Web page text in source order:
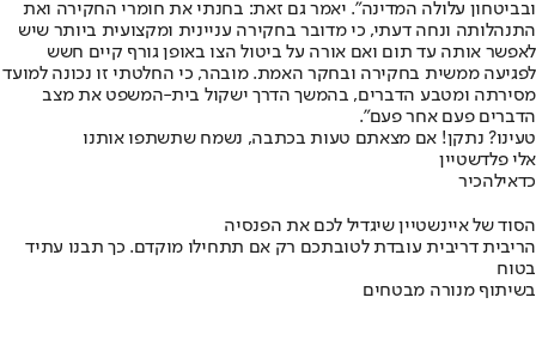
ובביטחון עלולה המדינה". יאמר גם זאת: בחנתי את חומרי החקירה ואת
התנהלותה ונחה דעתי, כי מדובר בחקירה עניינית ומקצועית ביותר שיש
לאפשר אותה עד תום ואם אורה על ביטול הצו באופן גורף קיים חשש
לפגיעה ממשית בחקירה ובחקר האמת. מובהר, כי החלטתי זו נכונה למועד
מסירתה ומטבע הדברים, בהמשך הדרך ישקול בית-המשפט את מצב
הדברים פעם אחר פעם".
טעינו? נתקן! אם מצאתם טעות בכתבה, נשמח שתשתפו אותנו
אלי פלדשטיין
כדאילהכיר
הסוד של איינשטיין שיגדיל לכם את הפנסיה
הריבית דריבית עובדת לטובתכם רק אם תתחילו מוקדם. כך תבנו עתיד
בטוח
בשיתוף מנורה מבטחים